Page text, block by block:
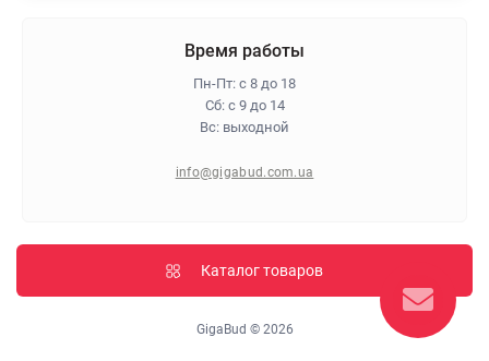
Политика конфиденциальности
Время работы
Пн-Пт: с 8 до 18
Сб: с 9 до 14
Вс: выходной
info@gigabud.com.ua
Каталог товаров
GigaBud © 2026